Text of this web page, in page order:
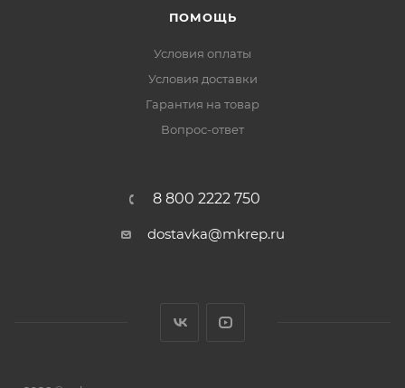
ПОМОЩЬ
Условия оплаты
Условия доставки
Гарантия на товар
Вопрос-ответ
8 800 2222 750
dostavka@mkrep.ru